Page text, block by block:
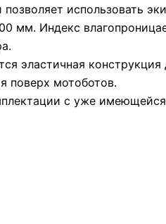
использовать
мм. Индекс
эластичная
поверх мотоботов.
с уже